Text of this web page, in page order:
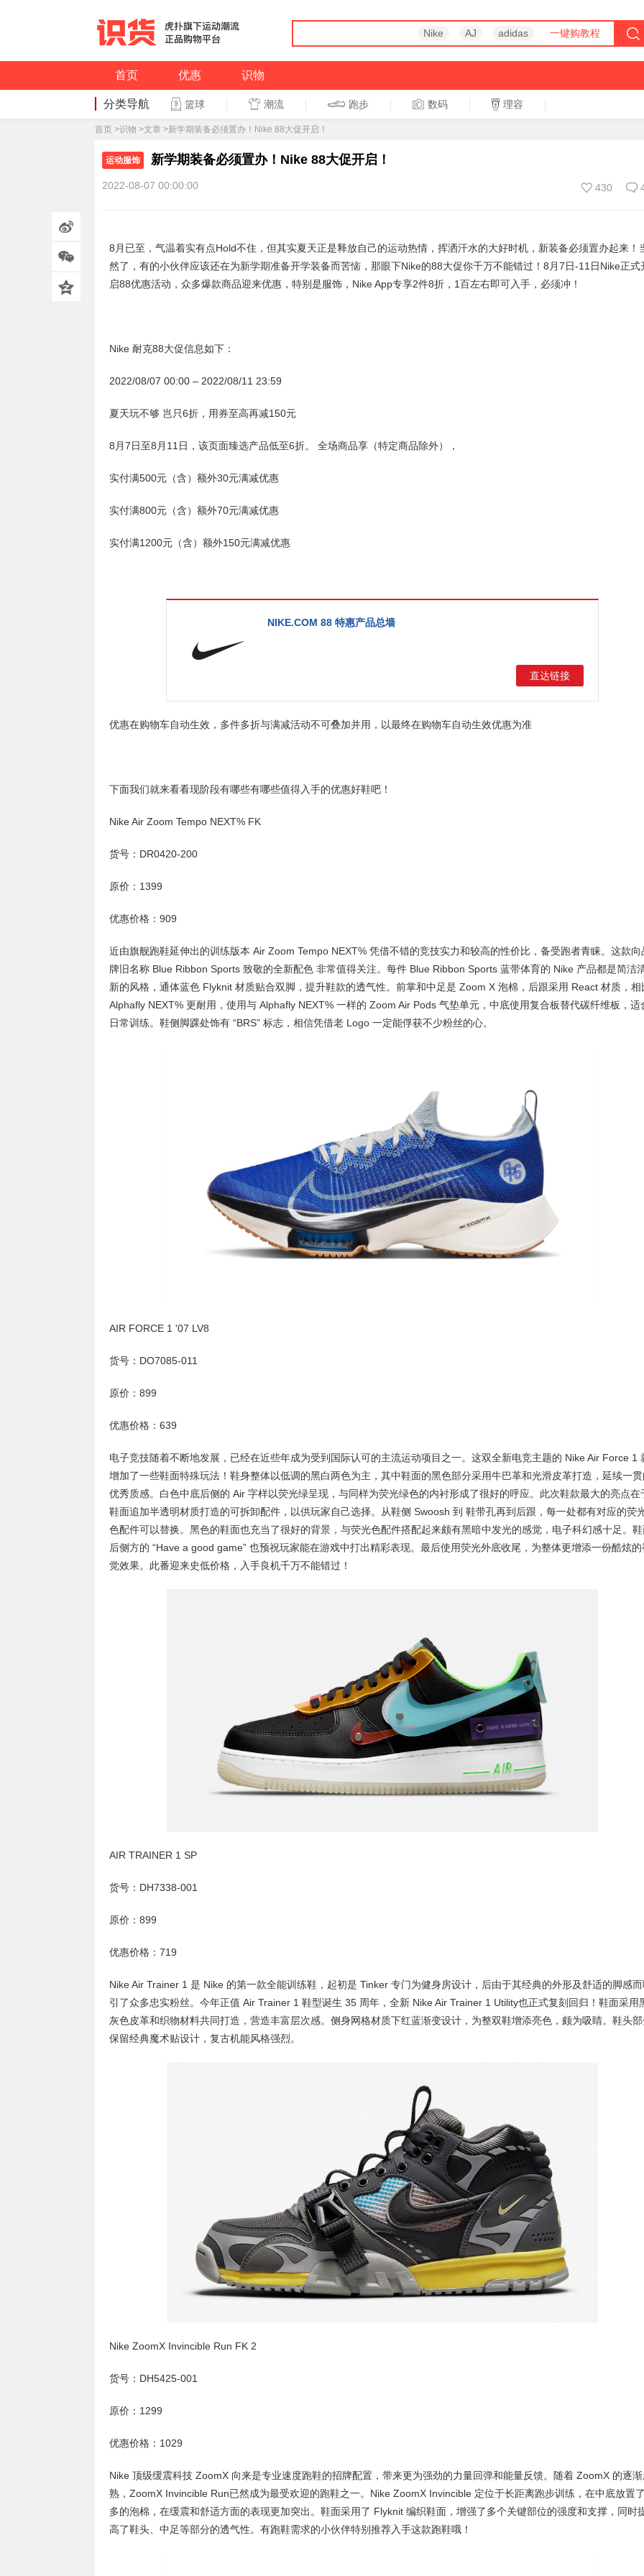
Nike AJ adidas 一键购教程
首页 优惠 识物
分类导航 篮球 潮流 跑步 数码 理容
首页 >识物 >文章 >新学期装备必须置办！Nike 88大促开启！
运动服饰 新学期装备必须置办！Nike 88大促开启！
2022-08-07 00:00:00 430
8月已至，气温着实有点Hold不住，但其实夏天正是释放自己的运动热情，挥洒汗水的大好时机，新装备必须置办起来！
然了，有的小伙伴应该还在为新学期准备开学装备而苦恼，那眼下Nike的88大促你千万不能错过！8月7日-11日Nike正式
启88优惠活动，众多爆款商品迎来优惠，特别是服饰，Nike App专享2件8折，1百左右即可入手，必须冲！
Nike 耐克88大促信息如下：
2022/08/07 00:00 – 2022/08/11 23:59
夏天玩不够 岂只6折，用券至高再减150元
8月7日至8月11日，该页面臻选产品低至6折。 全场商品享（特定商品除外），
实付满500元（含）额外30元满减优惠
实付满800元（含）额外70元满减优惠
实付满1200元（含）额外150元满减优惠
NIKE.COM 88 特惠产品总墙
直达链接
优惠在购物车自动生效，多件多折与满减活动不可叠加并用，以最终在购物车自动生效优惠为准
下面我们就来看看现阶段有哪些有哪些值得入手的优惠好鞋吧！
Nike Air Zoom Tempo NEXT% FK
货号：DR0420-200
原价：1399
优惠价格：909
近由旗舰跑鞋延伸出的训练版本 Air Zoom Tempo NEXT% 凭借不错的竞技实力和较高的性价比，备受跑者青睐。这款向
牌旧名称 Blue Ribbon Sports 致敬的全新配色 非常值得关注。每件 Blue Ribbon Sports 蓝带体育的 Nike 产品都是简洁
新的风格，通体蓝色 Flyknit 材质贴合双脚，提升鞋款的透气性。前掌和中足是 Zoom X 泡棉，后跟采用 React 材质，相
Alphafly NEXT% 更耐用，使用与 Alphafly NEXT% 一样的 Zoom Air Pods 气垫单元，中底使用复合板替代碳纤维板，适
日常训练。鞋侧脚踝处饰有 “BRS” 标志，相信凭借老 Logo 一定能俘获不少粉丝的心。
AIR FORCE 1 '07 LV8
货号：DO7085-011
原价：899
优惠价格：639
电子竞技随着不断地发展，已经在近些年成为受到国际认可的主流运动项目之一。这双全新电竞主题的 Nike Air Force 1
增加了一些鞋面特殊玩法！鞋身整体以低调的黑白两色为主，其中鞋面的黑色部分采用牛巴革和光滑皮革打造，延续一贯
优秀质感。白色中底后侧的 Air 字样以荧光绿呈现，与同样为荧光绿色的内衬形成了很好的呼应。此次鞋款最大的亮点在
鞋面追加半透明材质打造的可拆卸配件，以供玩家自己选择。从鞋侧 Swoosh 到 鞋带孔再到后跟，每一处都有对应的荧
色配件可以替换。黑色的鞋面也充当了很好的背景，与荧光色配件搭配起来颇有黑暗中发光的感觉，电子科幻感十足。
后侧方的 “Have a good game” 也预祝玩家能在游戏中打出精彩表现。最后使用荧光外底收尾，为整体更增添一份酷炫的
觉效果。此番迎来史低价格，入手良机千万不能错过！
AIR TRAINER 1 SP
货号：DH7338-001
原价：899
优惠价格：719
Nike Air Trainer 1 是 Nike 的第一款全能训练鞋，起初是 Tinker 专门为健身房设计，后由于其经典的外形及舒适的脚感而
引了众多忠实粉丝。今年正值 Air Trainer 1 鞋型诞生 35 周年，全新 Nike Air Trainer 1 Utility也正式复刻回归！鞋面采用
灰色皮革和织物材料共同打造，营造丰富层次感。侧身网格材质下红蓝渐变设计，为整双鞋增添亮色，颇为吸睛。鞋头
保留经典魔术贴设计，复古机能风格强烈。
Nike ZoomX Invincible Run FK 2
货号：DH5425-001
原价：1299
优惠价格：1029
Nike 顶级缓震科技 ZoomX 向来是专业速度跑鞋的招牌配置，带来更为强劲的力量回弹和能量反馈。随着 ZoomX 的逐
熟，ZoomX Invincible Run已然成为最受欢迎的跑鞋之一。Nike ZoomX Invincible 定位于长距离跑步训练，在中底放置
多的泡棉，在缓震和舒适方面的表现更加突出。鞋面采用了 Flyknit 编织鞋面，增强了多个关键部位的强度和支撑，同时
高了鞋头、中足等部分的透气性。有跑鞋需求的小伙伴特别推荐入手这款跑鞋哦！